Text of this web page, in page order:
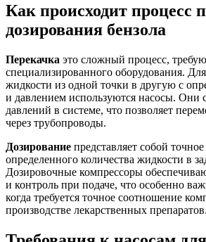
Как происходит процесс
дозирования бензола
Перекачка это сложный процесс,
специализированного оборудования.
жидкости из одной точки в другую с
и давлением используются насосы. Они
давлений в системе, что позволяет
через трубопроводы.
Дозирование представляет собой
определенного количества жидкости в
Дозировочные компрессоры
и контроль при подаче, что особенно
когда требуется точное соотношение
производстве лекарственных препаратов.